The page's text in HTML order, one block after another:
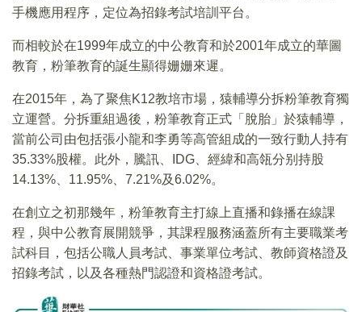
手機應用程序，定位為招錄考試培訓平台。
而相較於在1999年成立的中公教育和於2001年成立的華圖
教育，粉筆教育的誕生顯得姗姗來遲。
在2015年，為了聚焦K12教培市場，猿輔導分拆粉筆教育獨
立運營。分拆重組過後，粉筆教育正式「脫胎」於猿輔導，
當前公司由包括張小龍和李勇等高管組成的一致行動人持有
35.33%股權。此外，騰訊、IDG、經緯和高瓴分别持股
14.13%、11.95%、7.21%及6.02%。
在創立之初那幾年，粉筆教育主打線上直播和錄播在線課
程，與中公教育展開競爭，其課程服務涵蓋所有主要職業考
試科目，包括公職人員考試、事業單位考試、教師資格證及
招錄考試，以及各種熱門認證和資格證考試。